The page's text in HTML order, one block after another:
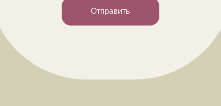
Отправить